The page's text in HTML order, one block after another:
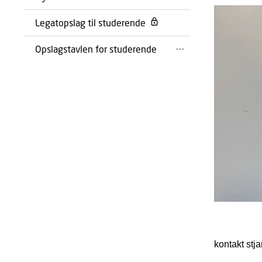
Legatopslag til studerende
Opslagstavlen for studerende
kontakt